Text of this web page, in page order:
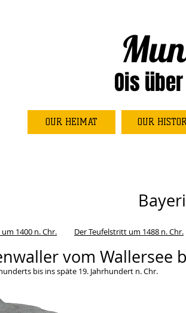
Ois
OUR HEIMAT OUR
1400 n. Chr. Der Teufelstritt um 1488 n. Chr.
vom Wallersee
bis ins späte 19. Jahrhundert n. Chr.